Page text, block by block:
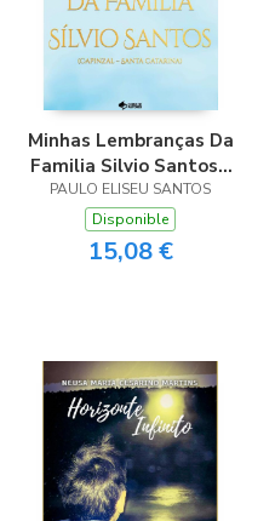
Minhas Lembranças Da
Familia Silvio Santos -
Capinzal - Santa
Catarina
PAULO ELISEU SANTOS
Disponible
15,08 €